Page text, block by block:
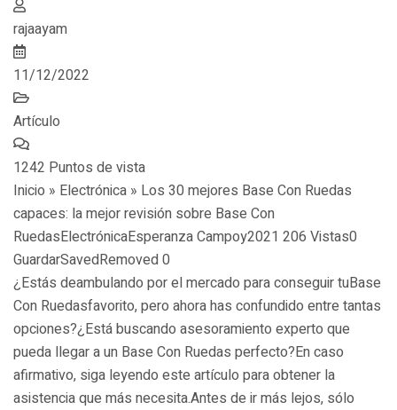
rajaayam
11/12/2022
Artículo
1242 Puntos de vista
Inicio » Electrónica » Los 30 mejores Base Con Ruedas
capaces: la mejor revisión sobre Base Con
RuedasElectrónicaEsperanza Campoy2021 206 Vistas0
GuardarSavedRemoved 0
¿Estás deambulando por el mercado para conseguir tuBase
Con Ruedasfavorito, pero ahora has confundido entre tantas
opciones?¿Está buscando asesoramiento experto que
pueda llegar a un Base Con Ruedas perfecto?En caso
afirmativo, siga leyendo este artículo para obtener la
asistencia que más necesita.Antes de ir más lejos, sólo